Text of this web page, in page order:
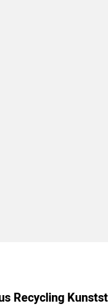
Recycling